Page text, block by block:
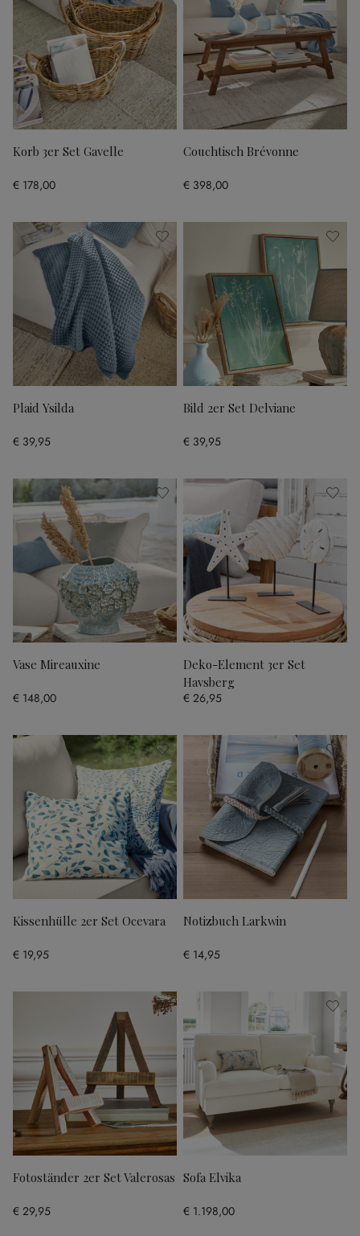
Korb 3er Set Gavelle
€ 178,00
Couchtisch Brévonne
€ 398,00
Plaid Ysilda
€ 39,95
Bild 2er Set Delviane
€ 39,95
Vase Mireauxine
€ 148,00
Deko-Element 3er Set
Havsberg
€ 26,95
Kissenhülle 2er Set Ocevara
€ 19,95
Notizbuch Larkwin
€ 14,95
Fotoständer 2er Set Valerosas
€ 29,95
Sofa Elvika
€ 1.198,00